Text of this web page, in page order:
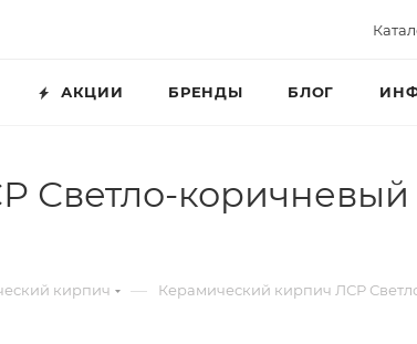
АКЦИИ БРЕНДЫ БЛОГ
Светло-
кирпич — Керамический кирпич ЛСР